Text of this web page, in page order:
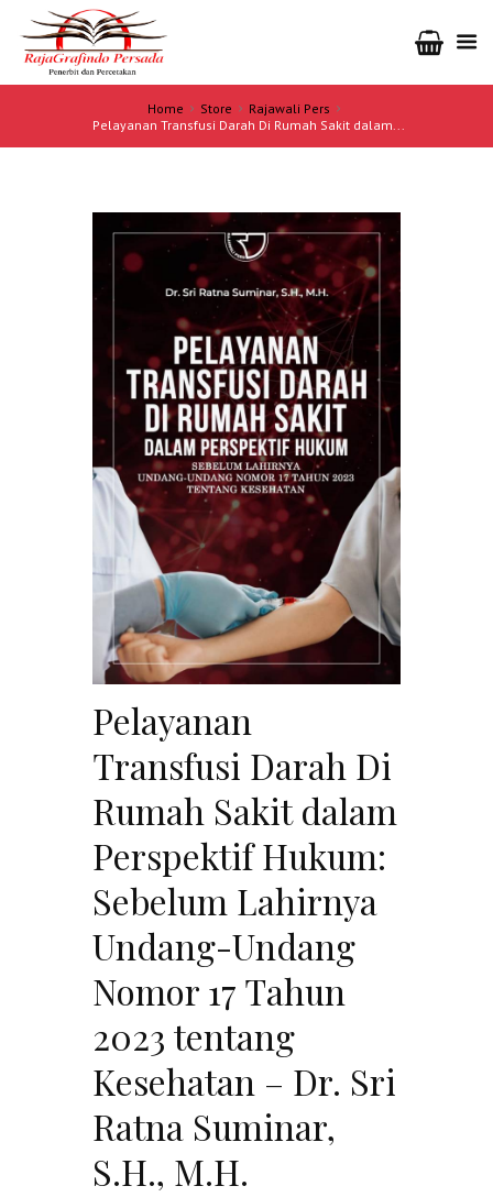
Home Store
Rajawali Pers
Pelayanan Transfusi Darah Di Rumah Sakit dalam...
Pelayanan
Transfusi Darah Di
Rumah Sakit dalam
Perspektif Hukum:
Sebelum Lahirnya
Undang-Undang
Nomor 17 Tahun
2023 tentang
Kesehatan – Dr. Sri
Ratna Suminar,
S.H., M.H.